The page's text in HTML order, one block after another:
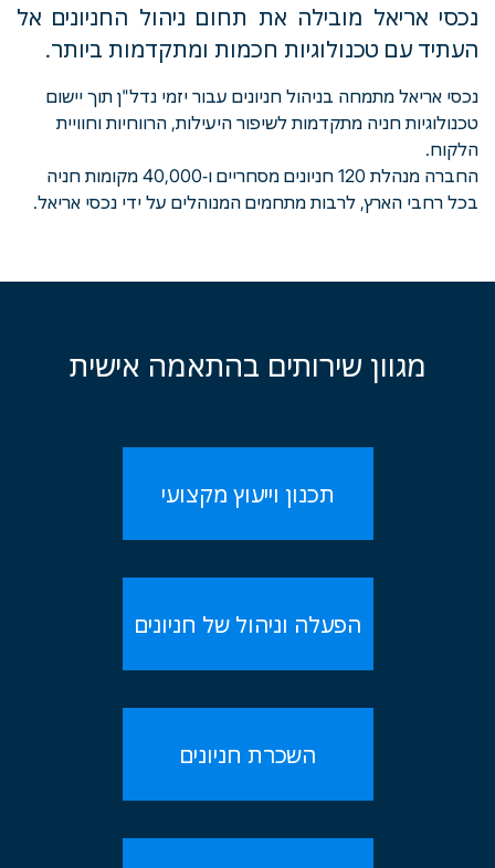
נכסי אריאל מובילה את תחום ניהול החניונים אל
העתיד עם טכנולוגיות חכמות ומתקדמות ביותר.
נכסי אריאל מתמחה בניהול חניונים עבור יזמי נדל"ן תוך יישום
טכנולוגיות חניה מתקדמות לשיפור היעילות, הרווחיות וחוויית
הלקוח.
החברה מנהלת 120 חניונים מסחריים ו-40,000 מקומות חניה
בכל רחבי הארץ, לרבות מתחמים המנוהלים על ידי נכסי אריאל.
מגוון שירותים בהתאמה אישית
תכנון וייעוץ מקצועי
הפעלה וניהול של חניונים
השכרת חניונים